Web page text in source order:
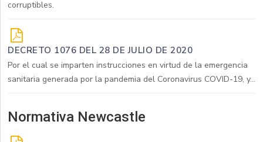
corruptibles.
DECRETO 1076 DEL 28 DE JULIO DE 2020
Por el cual se imparten instrucciones en virtud de la emergencia
sanitaria generada por la pandemia del Coronavirus COVID-19, y...
Normativa Newcastle